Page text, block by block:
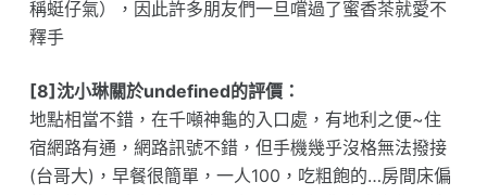
稱蜓仔氣），因此許多朋友們一旦嚐過了蜜香茶就愛不
釋手
[8]沈小琳關於undefined的評價：
地點相當不錯，在千噸神龜的入口處，有地利之便~住
宿網路有通，網路訊號不錯，但手機幾乎沒格無法撥接
(台哥大)，早餐很簡單，一人100，吃粗飽的…房間床偏